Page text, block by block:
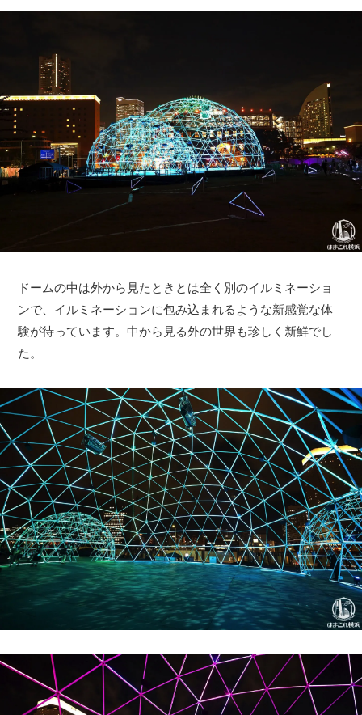
ドームの中は外から見たときとは全く別のイルミネーショ
ンで、イルミネーションに包み込まれるような新感覚な体
験が待っています。中から見る外の世界も珍しく新鮮でし
た。